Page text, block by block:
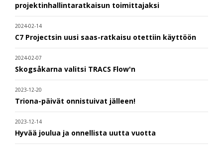
projektinhallintaratkaisun toimittajaksi
2024-02-14
C7 Projectsin uusi saas-ratkaisu otettiin käyttöön
2024-02-07
Skogsåkarna valitsi TRACS Flow'n
2023-12-20
Triona-päivät onnistuivat jälleen!
2023-12-14
Hyvää joulua ja onnellista uutta vuotta